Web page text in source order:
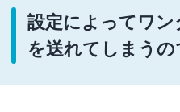
設定によってワ
を送れてしまうの